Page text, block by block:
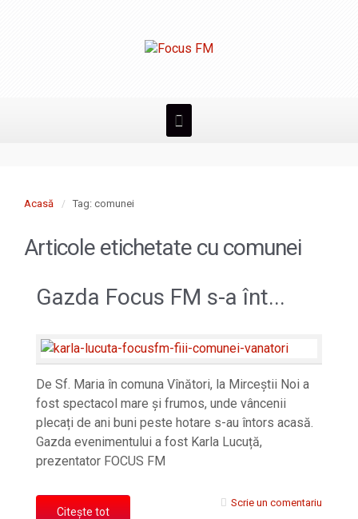
Acasă Tag: comunei
Articole etichetate cu comunei
Gazda Focus FM s-a înt...
De Sf. Maria în comuna Vînători, la Mirceștii Noi a
fost spectacol mare și frumos, unde vâncenii
plecați de ani buni peste hotare s-au întors acasă.
Gazda evenimentului a fost Karla Lucuță,
prezentator FOCUS FM
Citește tot
Scrie un comentariu